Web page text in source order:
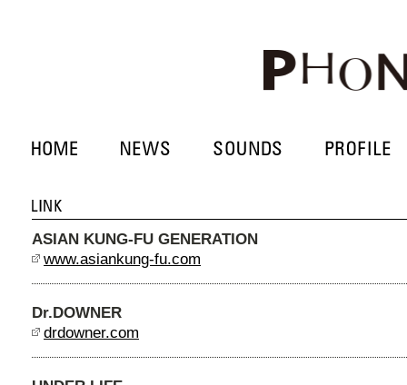
ASIAN KUNG-FU GENERATION
www.asiankung-fu.com
Dr.DOWNER
drdowner.com